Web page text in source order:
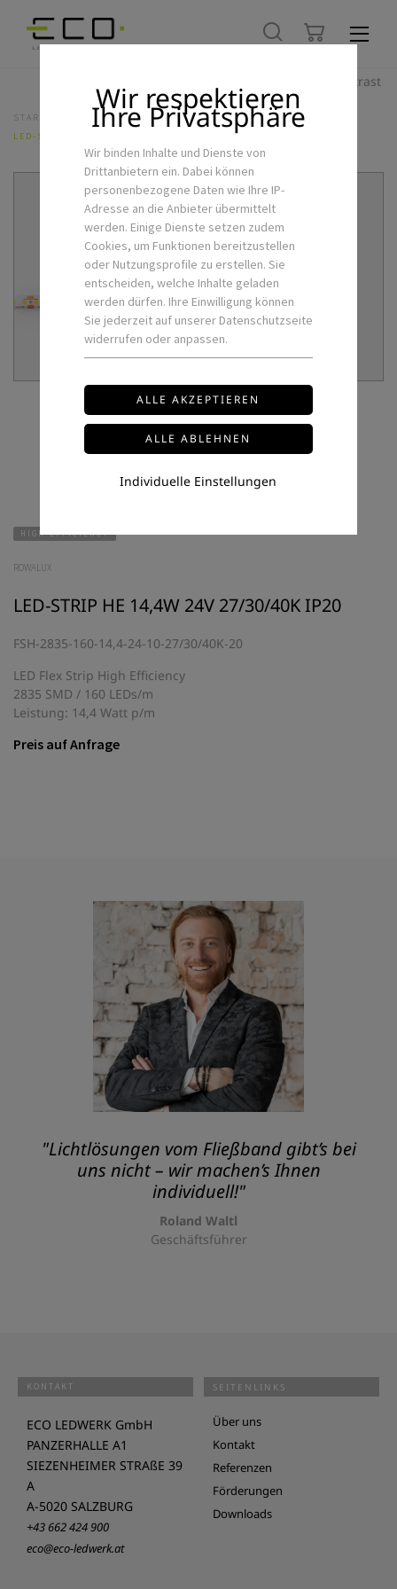
Hoher Kontrast
STARTSEITE LED-FLEXSTRIPS & ZUBEHÖR
FLEXSTRIPS
LED-STRIP HE 14,4W 24V 27/30/40K IP20
HIGH-EFFICIENCY
ROWALUX
LED-STRIP HE 14,4W 24V 27/30/40K IP20
FSH-2835-160-14,4-24-10-27/30/40K-20
LED Flex Strip High Efficiency
2835 SMD / 160 LEDs/m
Leistung: 14,4 Watt p/m
Preis auf Anfrage
Wir respektieren
Ihre Privatsphäre
Wir binden Inhalte und Dienste von
Drittanbietern ein. Dabei können
personenbezogene Daten wie Ihre IP-
Adresse an die Anbieter übermittelt
werden. Einige Dienste setzen zudem
Cookies, um Funktionen bereitzustellen
oder Nutzungsprofile zu erstellen. Sie
entscheiden, welche Inhalte geladen
werden dürfen. Ihre Einwilligung können
Sie jederzeit auf unserer Datenschutzseite
widerrufen oder anpassen.
Individuelle Einstellungen
"Lichtlösungen vom Fließband gibt’s bei
uns nicht – wir machen’s Ihnen
individuell!"
Roland Waltl
Geschäftsführer
KONTAKT
ECO LEDWERK GmbH
PANZERHALLE A1
SIEZENHEIMER STRAßE 39
A
A-5020 SALZBURG
+43 662 424 900
eco@eco-ledwerk.at
SEITENLINKS
Über uns
Kontakt
Referenzen
Förderungen
Downloads